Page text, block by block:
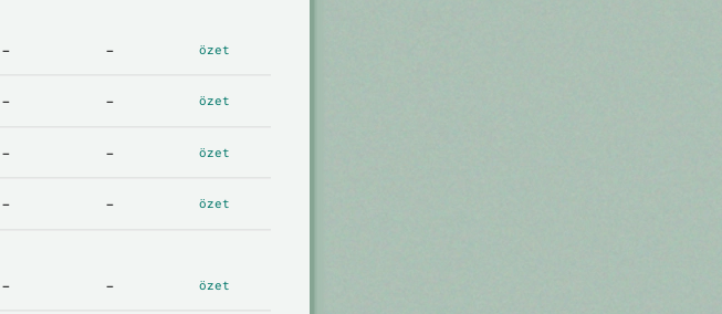
- - özet
- - özet
- - özet
- - özet
- - özet